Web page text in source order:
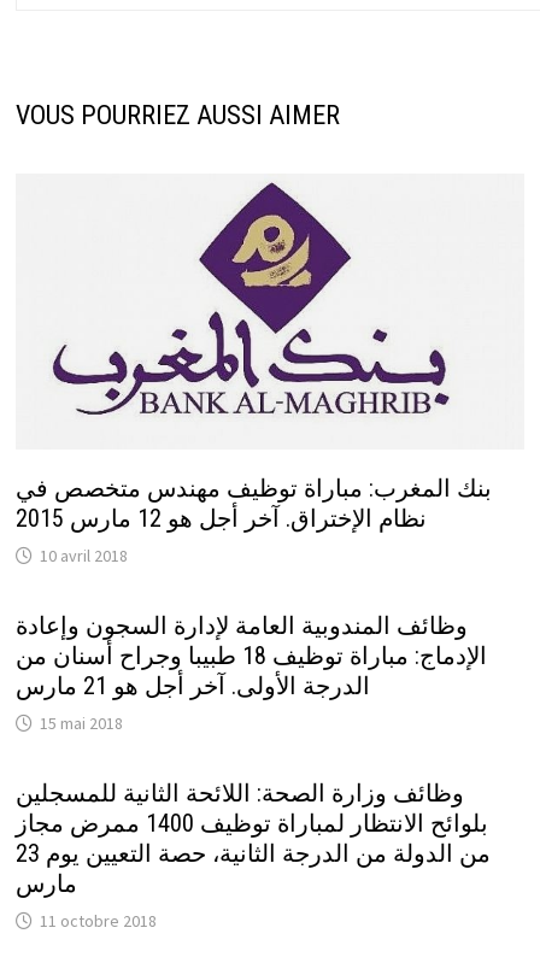
VOUS POURRIEZ AUSSI AIMER
بنك المغرب: مباراة توظيف مهندس متخصص في
نظام الإختراق. آخر أجل هو 12 مارس 2015
10 avril 2018
وظائف المندوبية العامة لإدارة السجون وإعادة
الإدماج: مباراة توظيف 18 طبيبا وجراح أسنان من
الدرجة الأولى. آخر أجل هو 21 مارس
15 mai 2018
وظائف وزارة الصحة: اللائحة الثانية للمسجلين
بلوائح الانتظار لمباراة توظيف 1400 ممرض مجاز
من الدولة من الدرجة الثانية، حصة التعيين يوم 23
مارس
11 octobre 2018